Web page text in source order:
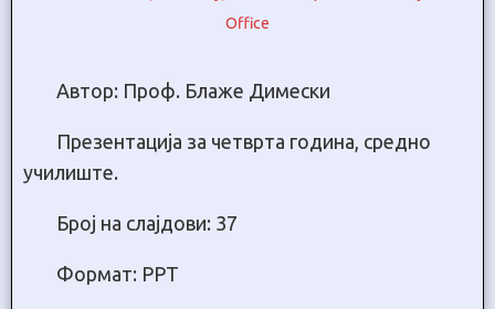
Office
Автор: Проф. Блаже Димески
Презентација за четврта година, средно
училиште.
Број на слајдови: 37
Формат: PPT